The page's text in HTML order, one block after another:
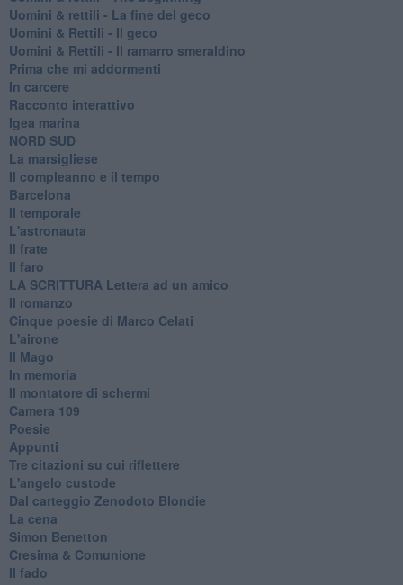
​Uomini & rettili - La fine del geco
Uomini & Rettili - Il geco
Uomini & Rettili - Il ramarro smeraldino
Prima che mi addormenti
In carcere
Racconto interattivo
Igea marina
​NORD SUD
La marsigliese
Il compleanno e il tempo
Barcelona
Il temporale
L'astronauta
Il frate
Il faro
​LA SCRITTURA Lettera ad un amico
Il romanzo
Cinque poesie di Marco Celati
L'airone
Il Mago
In memoria
Il montatore di schermi
Camera 109
Poesie
Appunti
Tre citazioni su cui riflettere
L'angelo custode
Dal carteggio Zenodoto Blondie
La cena
Simon Benetton
Cresima & Comunione
Il fado